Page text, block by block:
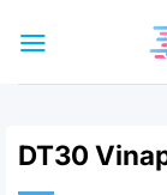
qua
DT30